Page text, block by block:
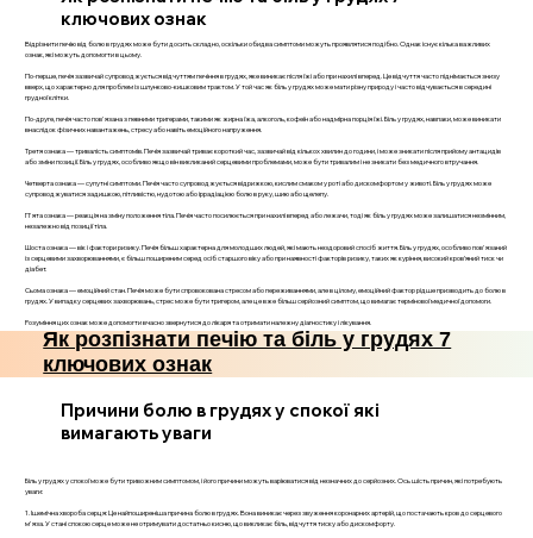
ключових ознак
Відрізнити печію від болю в грудях може бути досить складно, оскільки обидва симптоми можуть проявлятися подібно. Однак існує кілька важливих
ознак, які можуть допомогти в цьому.
По-перше, печія зазвичай супроводжується відчуттям печіння в грудях, яке виникає після їжі або при нахилі вперед. Це відчуття часто піднімається знизу
вверх, що характерно для проблем із шлунково-кишковим трактом. У той час як біль у грудях може мати різну природу і часто відчувається в середині
грудної клітки.
По-друге, печія часто пов'язана з певними тригерами, такими як жирна їжа, алкоголь, кофеїн або надмірна порція їжі. Біль у грудях, навпаки, може виникати
внаслідок фізичних навантажень, стресу або навіть емоційного напруження.
Третя ознака — тривалість симптомів. Печія зазвичай триває короткий час, зазвичай від кількох хвилин до години, і може зникати після прийому антацидів
або зміни позиції. Біль у грудях, особливо якщо він викликаний серцевими проблемами, може бути тривалим і не зникати без медичного втручання.
Четверта ознака — супутні симптоми. Печія часто супроводжується відрижкою, кислим смаком у роті або дискомфортом у животі. Біль у грудях може
супроводжуватися задишкою, пітливістю, нудотою або іррадіацією болю в руку, шию або щелепу.
П'ята ознака — реакція на зміну положення тіла. Печія часто посилюється при нахилі вперед або лежачи, тоді як біль у грудях може залишатися незмінним,
незалежно від позиції тіла.
Шоста ознака — вік і фактори ризику. Печія більш характерна для молодших людей, які мають нездоровий спосіб життя. Біль у грудях, особливо пов'язаний
із серцевими захворюваннями, є більш поширеним серед осіб старшого віку або при наявності факторів ризику, таких як куріння, високий кров’яний тиск чи
діабет.
Сьома ознака — емоційний стан. Печія може бути спровокована стресом або переживаннями, але в цілому, емоційний фактор рідше призводить до болю в
грудях. У випадку серцевих захворювань, стрес може бути тригером, але це вже більш серйозний симптом, що вимагає термінової медичної допомоги.
Розуміння цих ознак може допомогти вчасно звернутися до лікаря та отримати належну діагностику і лікування.
Як розпізнати печію та біль у грудях 7
ключових ознак
Причини болю в грудях у спокої які
вимагають уваги
Біль у грудях у спокої може бути тривожним симптомом, і його причини можуть варіюватися від незначних до серйозних. Ось шість причин, які потребують
уваги:
1. Ішемічна хвороба серця: Це найпоширеніша причина болю в грудях. Вона виникає через звуження коронарних артерій, що постачають кров до серцевого
м'яза. У стані спокою серце може не отримувати достатньо кисню, що викликає біль, відчуття тиску або дискомфорту.